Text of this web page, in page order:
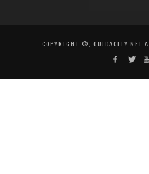
COPYRIGHT ©, OUJDACITY.NET